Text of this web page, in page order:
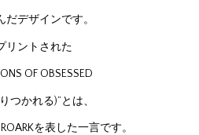
だデザインです。
リントされた
OF OBSESSED
つかれる)”とは、
を表した一言です。